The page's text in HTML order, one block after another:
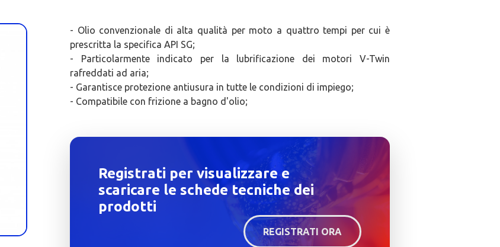
- Olio convenzionale di alta qualità per moto a quattro tempi per cui è
prescritta la specifica API SG;
- Particolarmente indicato per la lubrificazione dei motori V-Twin
rafreddati ad aria;
- Garantisce protezione antiusura in tutte le condizioni di impiego;
- Compatibile con frizione a bagno d'olio;
Registrati per visualizzare e
scaricare le schede tecniche dei
prodotti
REGISTRATI ORA